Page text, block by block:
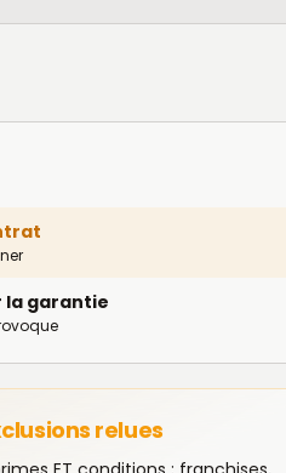
la garantie
relues